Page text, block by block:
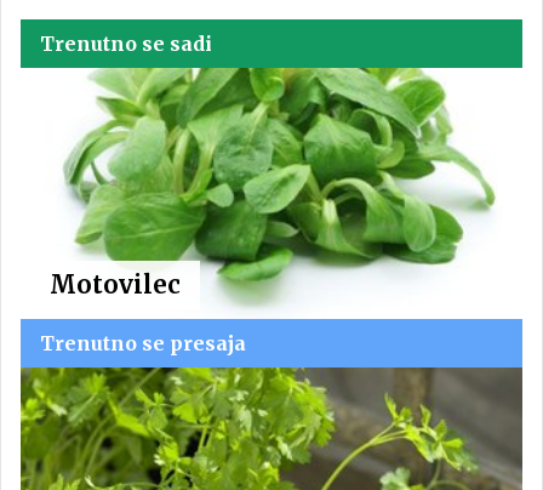
Trenutno se sadi
Motovilec
Trenutno se presaja